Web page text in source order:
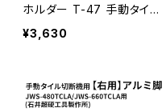
ホルダー T-47 手動タイル
切断機 JH用・AHS用 22X
A用≪メーカー直送≫ 22X
¥3,630